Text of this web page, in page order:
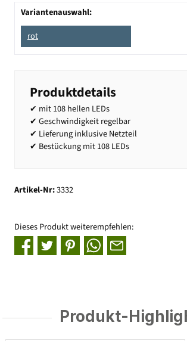
Variantenauswahl:
rot
Produktdetails
✔ mit 108 hellen LEDs
✔ Geschwindigkeit regelbar
✔ Lieferung inklusive Netzteil
✔ Bestückung mit 108 LEDs
Artikel-Nr:3332
Dieses Produkt weiterempfehlen:
Produkt-